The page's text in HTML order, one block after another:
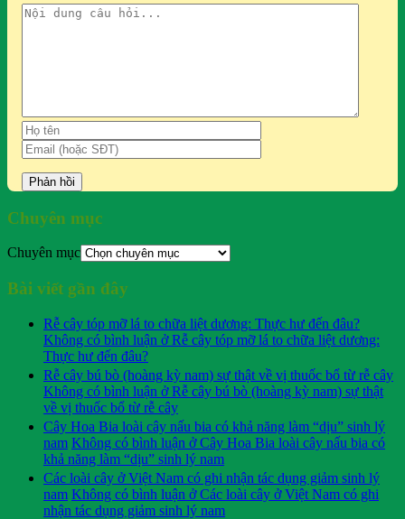
Chuyên mục
Chuyên mục
Bài viết gần đây
Rễ cây tóp mỡ lá to chữa liệt dương: Thực hư đến đâu?
Không có bình luận ở Rễ cây tóp mỡ lá to chữa liệt dương:
Thực hư đến đâu?
Rễ cây bú bò (hoàng kỳ nam) sự thật về vị thuốc bổ từ rễ cây
Không có bình luận ở Rễ cây bú bò (hoàng kỳ nam) sự thật
về vị thuốc bổ từ rễ cây
Cây Hoa Bia loài cây nấu bia có khả năng làm “dịu” sinh lý
nam Không có bình luận ở Cây Hoa Bia loài cây nấu bia có
khả năng làm “dịu” sinh lý nam
Các loài cây ở Việt Nam có ghi nhận tác dụng giảm sinh lý
nam Không có bình luận ở Các loài cây ở Việt Nam có ghi
nhận tác dụng giảm sinh lý nam